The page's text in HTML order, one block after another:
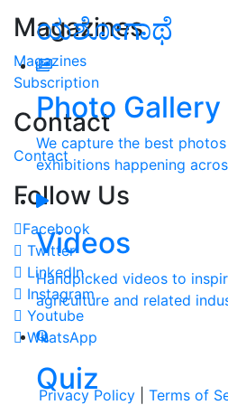
ಯಶೋಗಾಥೆ
Photo Gallery
We capture the best
exhibitions happening
Videos
Handpicked videos to
agriculture and related
Quiz
Magazines
Magazines
Subscription
Contact
Contact
Follow Us
Facebook
Twitter
LinkedIn
Instagram
Youtube
WhatsApp
Privacy Policy Terms of